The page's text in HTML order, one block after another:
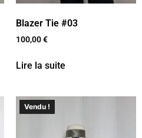
Blazer Tie #03
100,00€
Lire la suite
Vendu !